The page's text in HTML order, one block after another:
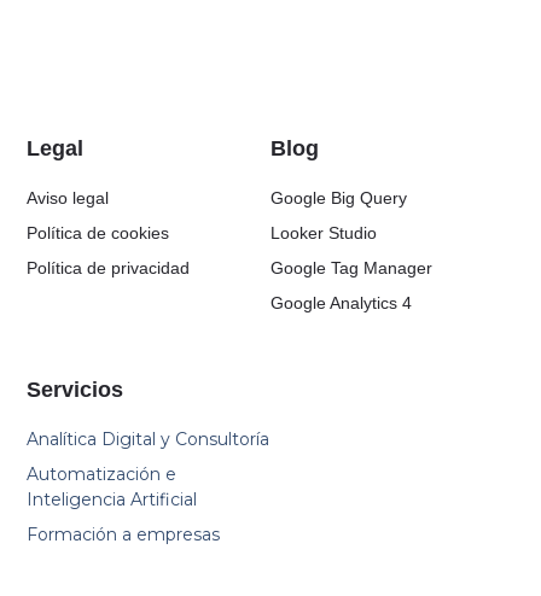
Servicios
Analítica Digital y Consultoría
Automatización e
Inteligencia Artificial
Formación a empresas
Blog
Google Big Query
Looker Studio
Google Tag Manager
Google Analytics 4
Legal
Aviso legal
Política de cookies
Política de privacidad